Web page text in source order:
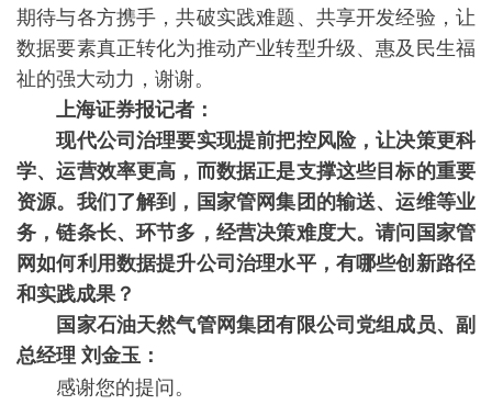
期待与各方携手，共破实践难题、共享开发经验，让
数据要素真正转化为推动产业转型升级、惠及民生福
祉的强大动力，谢谢。
上海证券报记者：
现代公司治理要实现提前把控风险，让决策更科
学、运营效率更高，而数据正是支撑这些目标的重要
资源。我们了解到，国家管网集团的输送、运维等业
务，链条长、环节多，经营决策难度大。请问国家管
网如何利用数据提升公司治理水平，有哪些创新路径
和实践成果？
国家石油天然气管网集团有限公司党组成员、副
总经理 刘金玉：
感谢您的提问。